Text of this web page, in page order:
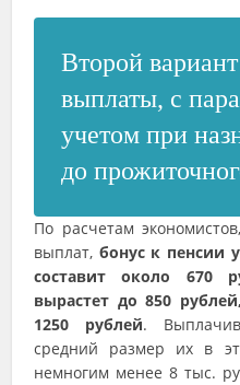
Второй
выплаты, с
учетом при
до
По расчетам
выплат, бонус к пенсии
составит около 670
вырастет до 850
1250 рублей.
средний размер их в
немногим менее 8 тыс.